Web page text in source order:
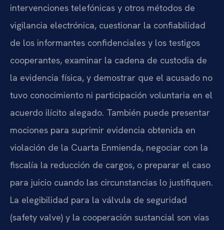
intervenciones telefónicas y otros métodos de
vigilancia electrónica, cuestionar la confiabilidad
de los informantes confidenciales y los testigos
cooperantes, examinar la cadena de custodia de
la evidencia física, y demostrar que el acusado no
tuvo conocimiento ni participación voluntaria en el
acuerdo ilícito alegado. También puede presentar
mociones para suprimir evidencia obtenida en
violación de la Cuarta Enmienda, negociar con la
fiscalía la reducción de cargos, o preparar el caso
para juicio cuando las circunstancias lo justifiquen.
La elegibilidad para la válvula de seguridad
(safety valve) y la cooperación sustancial son vías